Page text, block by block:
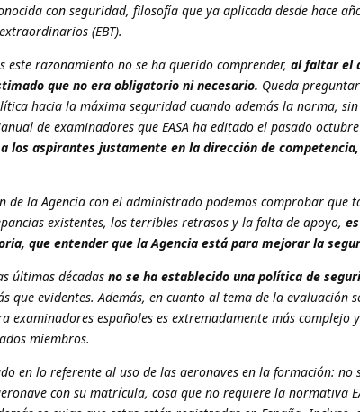
con seguridad, filosofía que ya aplicada desde hace
(EBT).
este razonamiento no se ha querido comprender, al faltar el
que no era obligatorio ni necesario. Queda
hacia la máxima seguridad cuando además la norma,
de examinadores que EASA ha editado el pasado
los aspirantes justamente en la dirección de competencia,
de la Agencia con el administrado podemos comprobar que
existentes, los terribles retrasos y la falta de apoyo,
que entender que la Agencia está para mejorar la
últimas décadas no se ha establecido una política de
que evidentes. Además, en cuanto al tema de la evaluación
examinadores españoles es extremadamente más complejo
miembros.
en lo referente al uso de las aeronaves en la formación: no
con su matrícula, cosa que no requiere la normativa